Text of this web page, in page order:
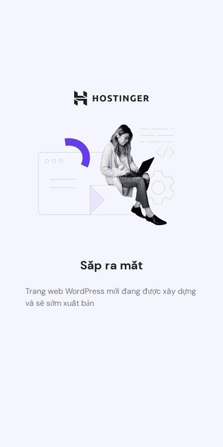
Sắp ra mắt
Trang web WordPress mới đang được xây dựng
và sẽ sớm xuất bản